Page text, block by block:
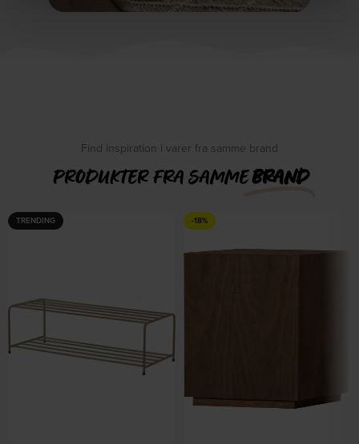
Find inspiration i varer fra samme brand
PRODUKTER FRA SAMMEBRAND
TRENDING -18%